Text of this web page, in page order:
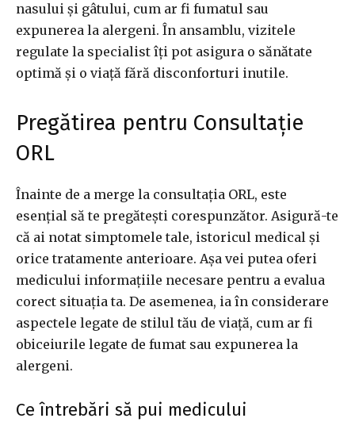
nasului și gâtului, cum ar fi fumatul sau
expunerea la alergeni. În ansamblu, vizitele
regulate la specialist îți pot asigura o sănătate
optimă și o viață fără disconforturi inutile.
Pregătirea pentru Consultație
ORL
Înainte de a merge la consultația ORL, este
esențial să te pregătești corespunzător. Asigură-te
că ai notat simptomele tale, istoricul medical și
orice tratamente anterioare. Așa vei putea oferi
medicului informațiile necesare pentru a evalua
corect situația ta. De asemenea, ia în considerare
aspectele legate de stilul tău de viață, cum ar fi
obiceiurile legate de fumat sau expunerea la
alergeni.
Ce întrebări să pui medicului